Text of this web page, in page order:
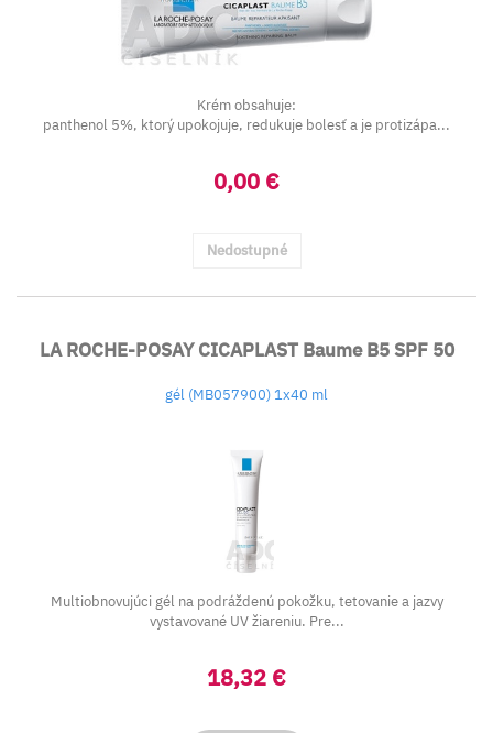
Krém obsahuje:
panthenol 5%, ktorý upokojuje, redukuje bolesť a je protizápa...
0,00 €
Nedostupné
LA ROCHE-POSAY CICAPLAST Baume B5 SPF 50
gél (MB057900) 1x40 ml
Multiobnovujúci gél na podráždenú pokožku, tetovanie a jazvy
vystavované UV žiareniu. Pre...
18,32 €